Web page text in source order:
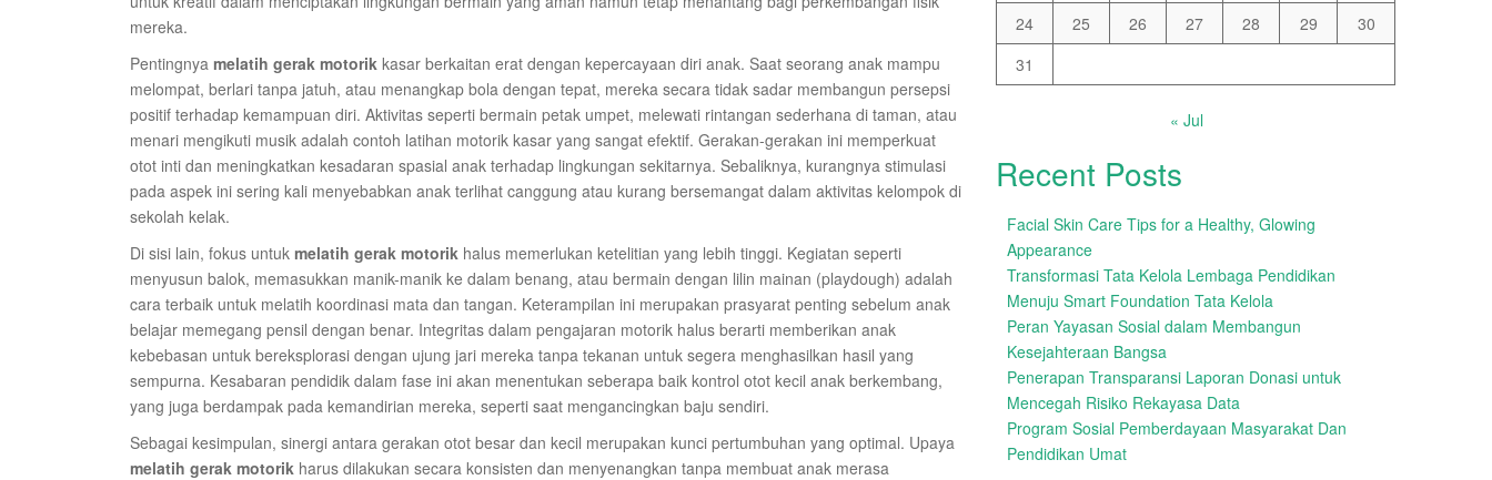
mereka.
Pentingnya melatih gerak motorik kasar berkaitan erat dengan kepercayaan diri anak. Saat seorang anak mampu
melompat, berlari tanpa jatuh, atau menangkap bola dengan tepat, mereka secara tidak sadar membangun persepsi
positif terhadap kemampuan diri. Aktivitas seperti bermain petak umpet, melewati rintangan sederhana di taman, atau
menari mengikuti musik adalah contoh latihan motorik kasar yang sangat efektif. Gerakan-gerakan ini memperkuat
otot inti dan meningkatkan kesadaran spasial anak terhadap lingkungan sekitarnya. Sebaliknya, kurangnya stimulasi
pada aspek ini sering kali menyebabkan anak terlihat canggung atau kurang bersemangat dalam aktivitas kelompok di
sekolah kelak.
Di sisi lain, fokus untuk melatih gerak motorik halus memerlukan ketelitian yang lebih tinggi. Kegiatan seperti
menyusun balok, memasukkan manik-manik ke dalam benang, atau bermain dengan lilin mainan (playdough) adalah
cara terbaik untuk melatih koordinasi mata dan tangan. Keterampilan ini merupakan prasyarat penting sebelum anak
belajar memegang pensil dengan benar. Integritas dalam pengajaran motorik halus berarti memberikan anak
kebebasan untuk bereksplorasi dengan ujung jari mereka tanpa tekanan untuk segera menghasilkan hasil yang
sempurna. Kesabaran pendidik dalam fase ini akan menentukan seberapa baik kontrol otot kecil anak berkembang,
yang juga berdampak pada kemandirian mereka, seperti saat mengancingkan baju sendiri.
Sebagai kesimpulan, sinergi antara gerakan otot besar dan kecil merupakan kunci pertumbuhan yang optimal. Upaya
melatih gerak motorik harus dilakukan secara konsisten dan menyenangkan tanpa membuat anak merasa
24
25 26 27 28 29
30
31
« Jul
Recent Posts
Facial Skin Care Tips for a Healthy, Glowing
Appearance
Transformasi Tata Kelola Lembaga Pendidikan
Menuju Smart Foundation Tata Kelola
Peran Yayasan Sosial dalam Membangun
Kesejahteraan Bangsa
Penerapan Transparansi Laporan Donasi untuk
Mencegah Risiko Rekayasa Data
Program Sosial Pemberdayaan Masyarakat Dan
Pendidikan Umat